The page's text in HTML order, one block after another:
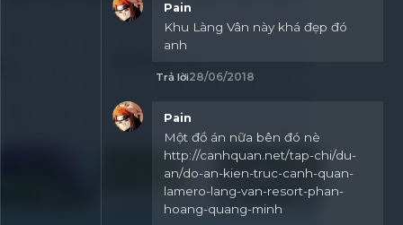
+6
Pain
Khu Làng Vân này khá đẹp đó
anh
Trả lời28/06/2018
Pain
Một đồ án nữa bên đó nè
http://canhquan.net/tap-chi/du-
an/do-an-kien-truc-canh-quan-
lamero-lang-van-resort-phan-
hoang-quang-minh